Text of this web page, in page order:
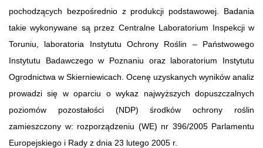
pochodzących bezpośrednio z produkcji podstawowej. Badania
takie wykonywane są przez Centralne Laboratorium Inspekcji w
Toruniu, laboratoria Instytutu Ochrony Roślin – Państwowego
Instytutu Badawczego w Poznaniu oraz laboratorium Instytutu
Ogrodnictwa w Skierniewicach. Ocenę uzyskanych wyników analiz
prowadzi się w oparciu o wykaz najwyższych dopuszczalnych
poziomów pozostałości (NDP) środków ochrony roślin
zamieszczony w: rozporządzeniu (WE) nr 396/2005 Parlamentu
Europejskiego i Rady z dnia 23 lutego 2005 r.